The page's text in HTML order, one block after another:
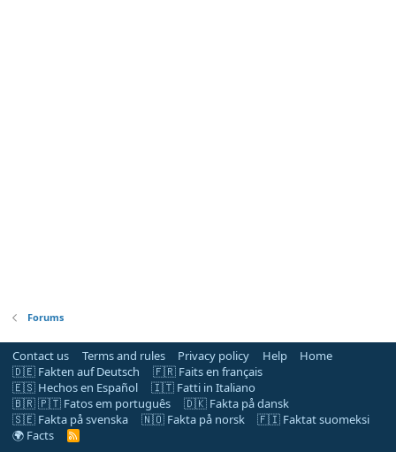
Forums
Contact us Terms and rules Privacy policy Help
Home
🇩🇪 Fakten auf Deutsch
🇫🇷 Faits en français
🇪🇸 Hechos en Español
🇮🇹 Fatti in Italiano
🇧🇷 🇵🇹 Fatos em português
🇩🇰 Fakta på dansk
🇸🇪 Fakta på svenska
🇳🇴 Fakta på norsk
🇫🇮 Faktat suomeksi
🌍 Facts
R